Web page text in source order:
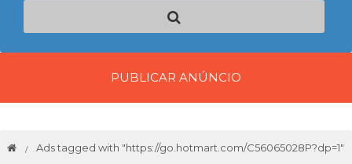
PUBLICAR ANÚNCIO
Ads tagged with "https://go.hotmart.com/C56065028P?dp=1"